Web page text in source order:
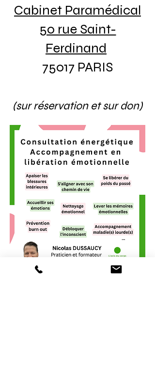
Cabinet Paramédical
50 rue Saint-
Ferdinand
75017 PARIS
(sur réservation et sur don)